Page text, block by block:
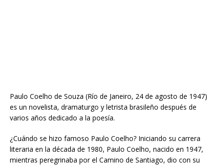
Paulo Coelho de Souza (Río de Janeiro, 24 de agosto de 1947)
es un novelista, dramaturgo y letrista brasileño después de
varios años dedicado a la poesía.
¿Cuándo se hizo famoso Paulo Coelho? Iniciando su carrera
literaria en la década de 1980, Paulo Coelho, nacido en 1947,
mientras peregrinaba por el Camino de Santiago, dio con su